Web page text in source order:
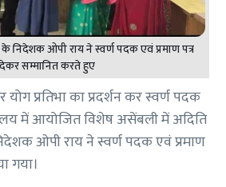
के निदेशक ओपी राय ने स्वर्ण पदक एवं प्रमाण पत्र
देकर सम्मानित करते हुए
प्रतिभा का प्रदर्शन कर स्वर्ण पदक
में आयोजित विशेष असेंबली में अदिति
ओपी राय ने स्वर्ण पदक एवं प्रमाण
गया।